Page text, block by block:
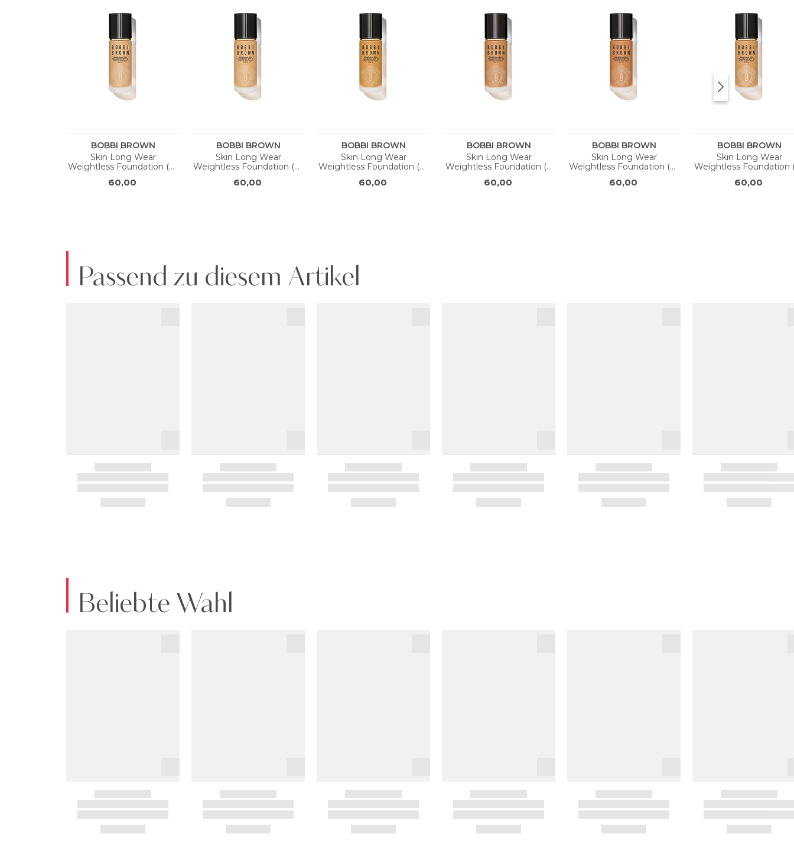
Passend zu diesem Artikel
Beliebte Wahl